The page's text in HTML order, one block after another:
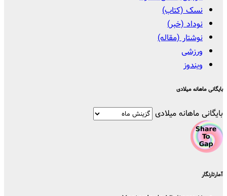
نسک (کتاب)
نوداد (خبر)
نوشتار (مقاله)
ورزشی
ویندوز
بایگانی ماهانه میلادی
بایگانی ماهانه میلادی
آمارتارنگار